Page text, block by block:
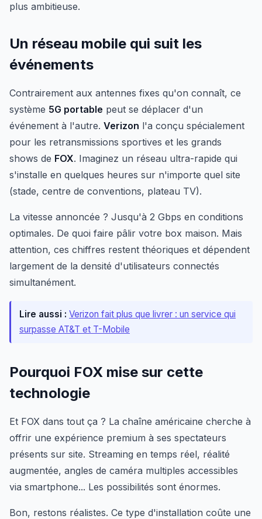
plus ambitieuse.
Un réseau mobile qui suit les
événements
Contrairement aux antennes fixes qu'on connaît, ce
système 5G portable peut se déplacer d'un
événement à l'autre. Verizon l'a conçu spécialement
pour les retransmissions sportives et les grands
shows de FOX. Imaginez un réseau ultra-rapide qui
s'installe en quelques heures sur n'importe quel site
(stade, centre de conventions, plateau TV).
La vitesse annoncée ? Jusqu'à 2 Gbps en conditions
optimales. De quoi faire pâlir votre box maison. Mais
attention, ces chiffres restent théoriques et dépendent
largement de la densité d'utilisateurs connectés
simultanément.
Lire aussi : Verizon fait plus que livrer : un service qui
surpasse AT&T et T-Mobile
Pourquoi FOX mise sur cette
technologie
Et FOX dans tout ça ? La chaîne américaine cherche à
offrir une expérience premium à ses spectateurs
présents sur site. Streaming en temps réel, réalité
augmentée, angles de caméra multiples accessibles
via smartphone... Les possibilités sont énormes.
Bon, restons réalistes. Ce type d'installation coûte une